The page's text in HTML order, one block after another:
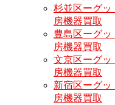
杉並区ーグッ
房機器買取
豊島区ーグ
房機器買取
文京区ーグッ
房機器買取
新宿区ーグ
房機器買取